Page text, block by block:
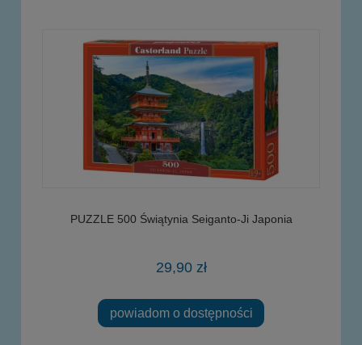
PUZZLE 500 Świątynia Seiganto-Ji Japonia
29,90 zł
powiadom o dostępności